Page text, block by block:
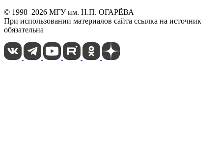
© 1998–2026 МГУ им. Н.П. ОГАРЁВА
При использовании материалов сайта ссылка на источник
обязательна